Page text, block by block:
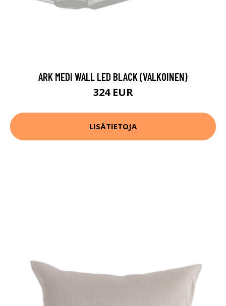
ARK MEDI WALL LED BLACK (VALKOINEN)
324 EUR
LISÄTIETOJA